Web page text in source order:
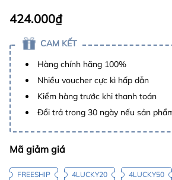
424.000₫
CAM KẾT
Hàng chính hãng 100%
Nhiều voucher cực kì hấp dẫn
Kiểm hàng trước khi thanh toán
Đổi trả trong 30 ngày nếu sản
Mã giảm giá
FREESHIP 4LUCKY20 4LUCKY50